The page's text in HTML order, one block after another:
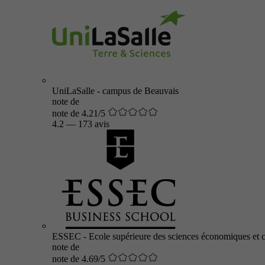
UniLaSalle - campus de Beauvais
note de
note de 4.21/5
4.2 — 173 avis
ESSEC - Ecole supérieure des sciences économiques et
note de
note de 4.69/5